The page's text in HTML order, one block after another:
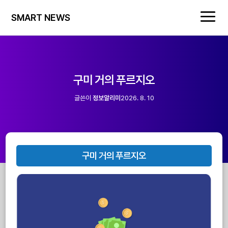
SMART NEWS
구미 거의 푸르지오
글쓴이 정보알리미2026. 8. 10
구미 거의 푸르지오